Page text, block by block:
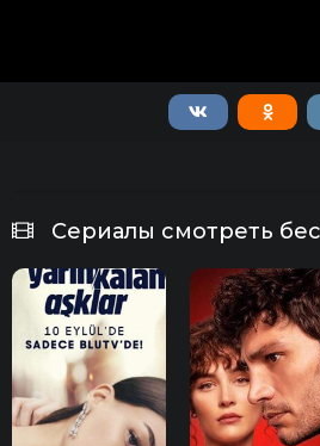
Сериалы смотреть